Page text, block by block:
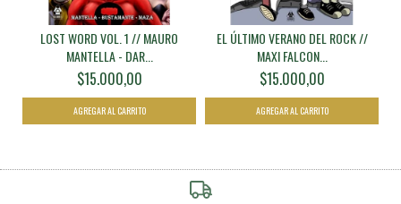
LOST WORD VOL. 1 // MAURO
MANTELLA - DAR...
$15.000,00
EL ÚLTIMO VERANO DEL ROCK //
MAXI FALCON...
$15.000,00